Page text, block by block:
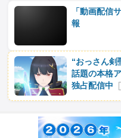
「動画配信
報
“おっさん
話題の本格
独占配信中